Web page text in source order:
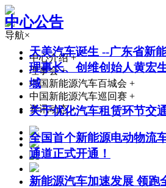
导航×
中心介绍+
理事会+
中国新能源汽车百城会 +
中国新能源汽车巡回赛 +
资讯动态+
中心公告
天美汽车诞生 --广东省新
理事长、创维创始人黄宏
域
关于优化汽车租赁环节交
全国首个新能源电动物流
通道正式开通！
新能源汽车加速发展 领跑